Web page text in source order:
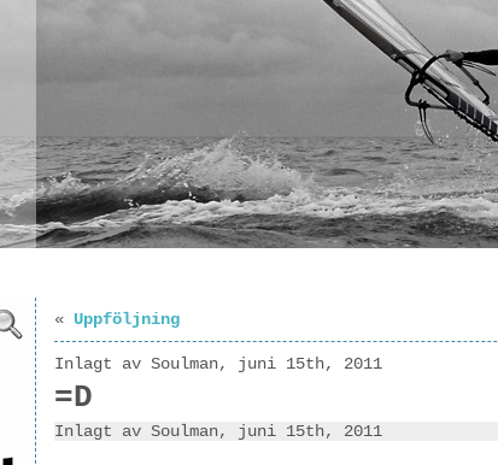
« Uppföljning
Inlagt av Soulman, juni 15th, 2011
=D
Inlagt av Soulman, juni 15th, 2011